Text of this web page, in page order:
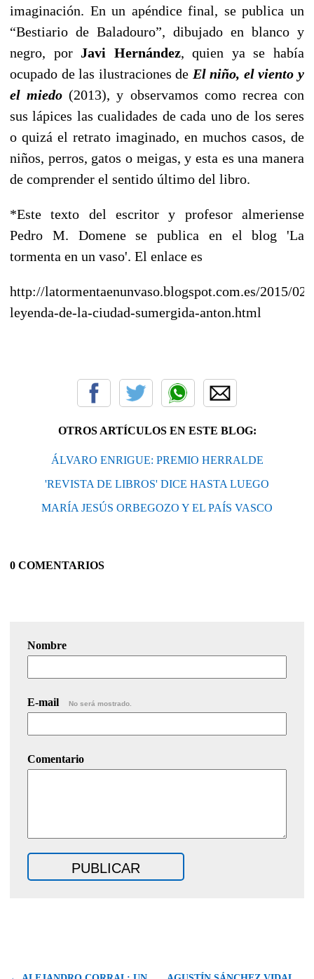
imaginación. En un apéndice final, se publica un
“Bestiario de Baladouro”, dibujado en blanco y
negro, porJavi Hernández, quien ya se había
ocupado de las ilustraciones de El niño, el viento y
el miedo(2013), y observamos como recrea con
sus lápices las cualidades de cada uno de los seres
o quizá el retrato imaginado, en muchos casos, de
niños, perros, gatos o meigas, y esta es una manera
de comprender el sentido último del libro.
*Este texto del escritor y profesor almeriense
Pedro M. Domene se publica en el blog 'La
tormenta en un vaso'. El enlace es
http://latormentaenunvaso.blogspot.com.es/2015/
leyenda-de-la-ciudad-sumergida-anton.html
OTROS ARTÍCULOS EN ESTE BLOG:
ÁLVARO ENRIGUE: PREMIO HERRALDE
'REVISTA DE LIBROS' DICE HASTA LUEGO
MARÍA JESÚS ORBEGOZO Y EL PAÍS VASCO
0 COMENTARIOS
Nombre
E-mail No será mostrado.
Comentario